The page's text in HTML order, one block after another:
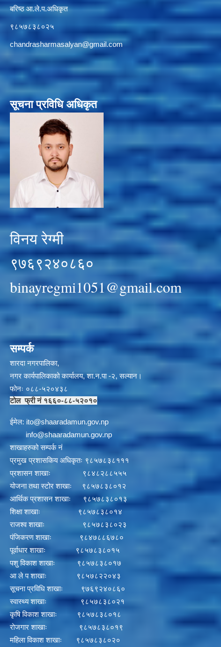
बरिष्ठ आ.ले.प.अधिकृत
९८५७८३८०२५
chandrasharmasalyan@gmail.com
सूचना प्रविधि अधिकृत
विनय रेग्मी
९७६९२४०८६०
binayregmi1051@gmail.com
सम्पर्क
शारदा नगरपालिका,
नगर कार्यपालिकाको कार्यालय, शा.न.पा -२, सल्यान।
फोनः ०८८-५२०४३८
टोल फ्री नं १६६०-८८-५२०१०
ईमेल: ito@shaaradamun.gov.np
info@shaaradamun.gov.np
शाखाहरुको सम्पर्क नं
प्रमुख प्रशासकिय अधिकृतः ९८५७८३८१११
प्रशासन शाखाः ९८४८२८८५५५
योजना तथा स्टोर शाखाः ९८५७८३८०१२
आर्थिक प्रशासन शाखाः ९८५७८३८०१३
शिक्षा शाखाः ९८५७८३८०१४
राजश्व शाखाः ९८५७८३८०२३
पंजिकरण शाखाः ९८४७८८६७८०
पूर्वाधार शाखाः ९८५७८३८०१५
पशु विकाश शाखाः ९८५७८३८०१७
आ ले प शाखाः ९८५७८२२०४३
सूचना प्रविधि शाखाः ९७६९२४०८६०
स्वास्थ्य शाखाः ९८५७८३८०२१
कृषि विकाश शाखाः ९८५७८३८०१८
रोजगार शाखाः ९८५७८३८०१९
महिला विकाश शाखाः ९८५७८३८०२०